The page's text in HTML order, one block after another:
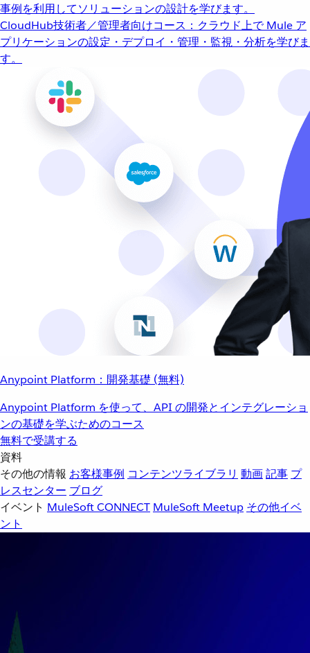
事例を利用してソリューションの設計を学びます。
CloudHub技術者／管理者向けコース：クラウド上で Mule ア
プリケーションの設定・デプロイ・管理・監視・分析を学びま
す。
Anypoint Platform：開発基礎 (無料)
Anypoint Platform を使って、API の開発とインテグレーショ
ンの基礎を学ぶためのコース
無料で受講する
資料
その他の情報 お客様事例 コンテンツライブラリ 動画記事 プ
レスセンター ブログ
イベント MuleSoft CONNECT MuleSoft Meetup その他イベ
ント